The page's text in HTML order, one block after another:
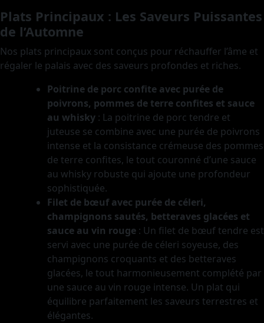
Plats Principaux : Les Saveurs Puissantes
de l’Automne
Nos plats principaux sont conçus pour réchauffer l’âme et
régaler le palais avec des saveurs profondes et riches.
Poitrine de porc confite avec purée de
poivrons, pommes de terre confites et sauce
au whisky : La poitrine de porc tendre et
juteuse se combine avec une purée de poivrons
intense et la consistance crémeuse des pommes
de terre confites, le tout couronné d’une sauce
au whisky robuste qui ajoute une profondeur
sophistiquée.
Filet de bœuf avec purée de céleri,
champignons sautés, betteraves glacées et
sauce au vin rouge : Un filet de bœuf tendre est
servi avec une purée de céleri soyeuse, des
champignons croquants et des betteraves
glacées, le tout harmonieusement complété par
une sauce au vin rouge intense. Un plat qui
équilibre parfaitement les saveurs terrestres et
élégantes.